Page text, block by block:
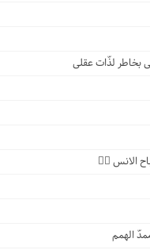
بخاطر لذّات عقلی
۹️⃣
الهمم